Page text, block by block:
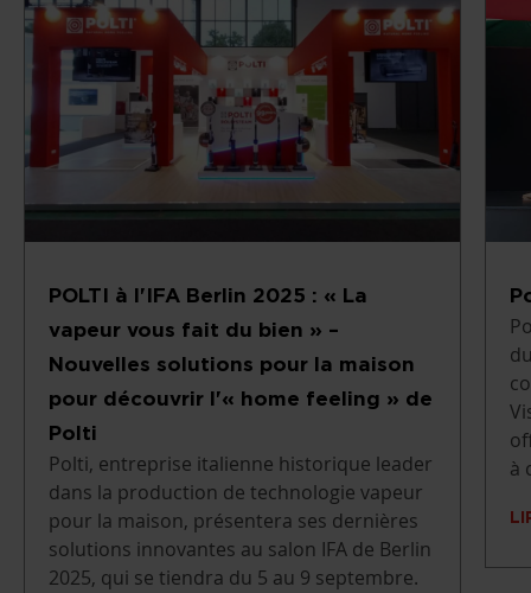
POLTI à l'IFA Berlin 2025 : « La
vapeur vous fait du bien » –
Nouvelles solutions pour la maison
pour découvrir l'« home feeling » de
Polti
Polti, entreprise italienne historique leader
dans la production de technologie vapeur
pour la maison, présentera ses dernières
solutions innovantes au salon IFA de Berlin
2025, qui se tiendra du 5 au 9 septembre.
à